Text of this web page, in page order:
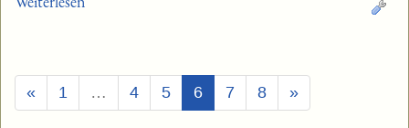
« 1 … 4 5 6(Aktuell)
7 8 »